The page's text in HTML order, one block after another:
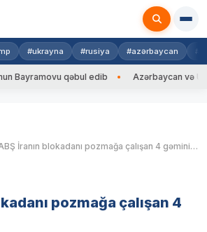
#ukrayna #rusiya #azərbaycan
qəbul edib Azərbaycan və
ABŞ İranın blokadanı pozmağa çalışan 4 gəmini vurub
pozmağa çalışan 4